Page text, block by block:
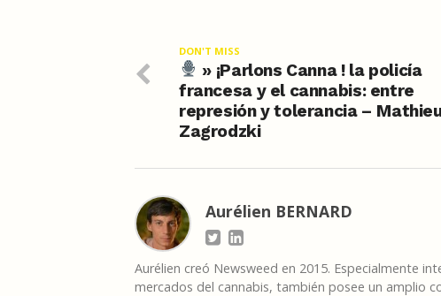
DON'T MISS
» ¡Parlons Canna ! la policía
francesa y el cannabis: entre
represión y tolerancia –
Zagrodzki
Aurélien BERNARD
Aurélien creó Newsweed en 2015. Especialmente
mercados del cannabis, también posee un amplio